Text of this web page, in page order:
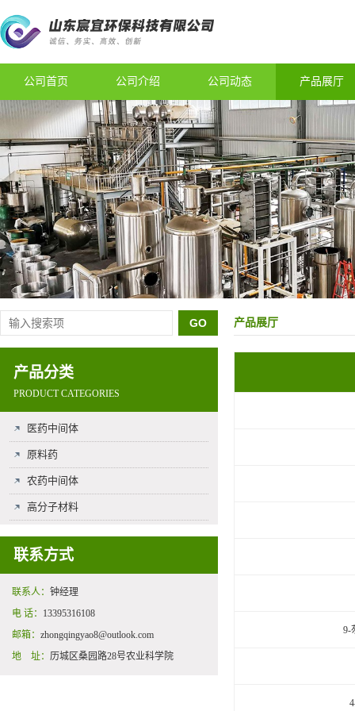
公司首页 公司介绍 公司动态 产品展厅
产品分类
PRODUCT CATEGORIES
医药中间体
原料药
农药中间体
高分子材料
联系方式
联系人： 钟经理
电 话： 13395316108
邮箱： zhongqingyao8@outlook.com
地 址： 历城区桑园路28号农业科学院
产品展厅
9-